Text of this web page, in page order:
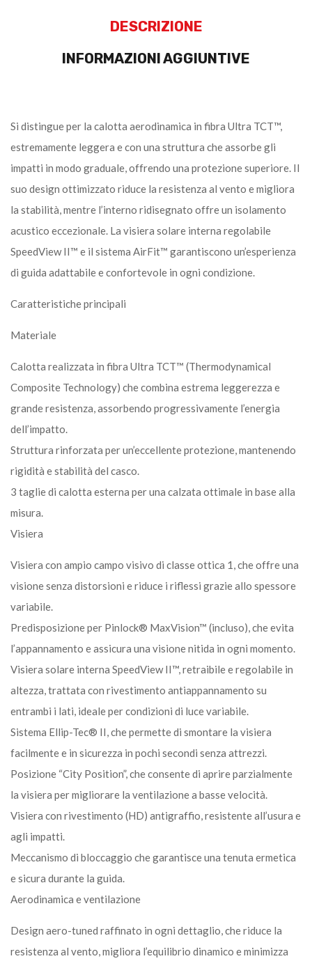
DESCRIZIONE
INFORMAZIONI AGGIUNTIVE
Si distingue per la calotta aerodinamica in fibra Ultra TCT™,
estremamente leggera e con una struttura che assorbe gli
impatti in modo graduale, offrendo una protezione superiore. Il
suo design ottimizzato riduce la resistenza al vento e migliora
la stabilità, mentre l’interno ridisegnato offre un isolamento
acustico eccezionale. La visiera solare interna regolabile
SpeedView II™ e il sistema AirFit™ garantiscono un’esperienza
di guida adattabile e confortevole in ogni condizione.
Caratteristiche principali
Materiale
Calotta realizzata in fibra Ultra TCT™ (Thermodynamical
Composite Technology) che combina estrema leggerezza e
grande resistenza, assorbendo progressivamente l’energia
dell’impatto.
Struttura rinforzata per un’eccellente protezione, mantenendo
rigidità e stabilità del casco.
3 taglie di calotta esterna per una calzata ottimale in base alla
misura.
Visiera
Visiera con ampio campo visivo di classe ottica 1, che offre una
visione senza distorsioni e riduce i riflessi grazie allo spessore
variabile.
Predisposizione per Pinlock® MaxVision™ (incluso), che evita
l’appannamento e assicura una visione nitida in ogni momento.
Visiera solare interna SpeedView II™, retraibile e regolabile in
altezza, trattata con rivestimento antiappannamento su
entrambi i lati, ideale per condizioni di luce variabile.
Sistema Ellip-Tec® II, che permette di smontare la visiera
facilmente e in sicurezza in pochi secondi senza attrezzi.
Posizione “City Position”, che consente di aprire parzialmente
la visiera per migliorare la ventilazione a basse velocità.
Visiera con rivestimento (HD) antigraffio, resistente all’usura e
agli impatti.
Meccanismo di bloccaggio che garantisce una tenuta ermetica
e sicura durante la guida.
Aerodinamica e ventilazione
Design aero-tuned raffinato in ogni dettaglio, che riduce la
resistenza al vento, migliora l’equilibrio dinamico e minimizza